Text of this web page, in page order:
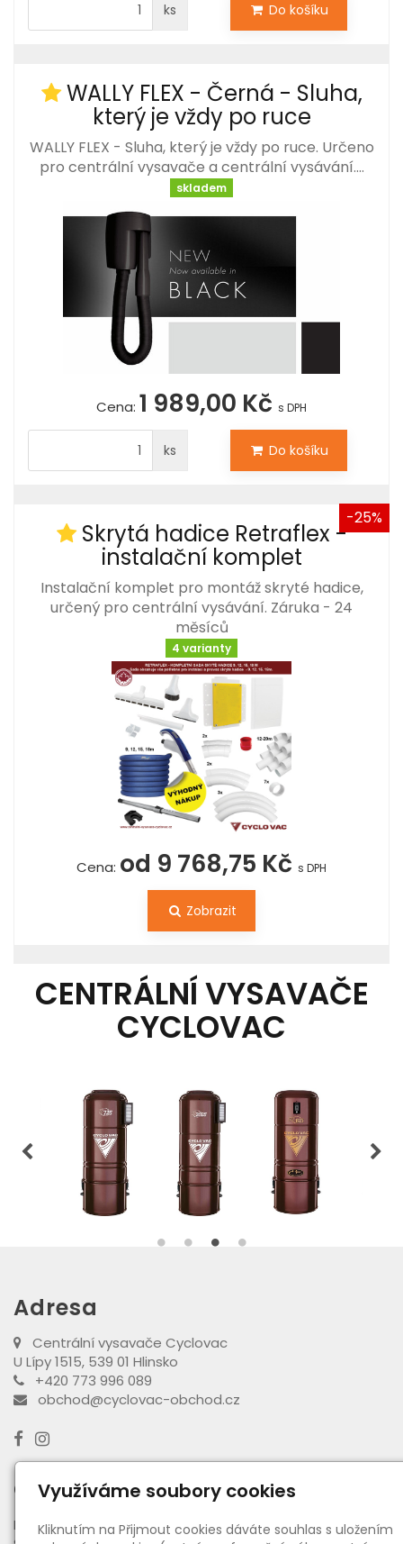
ks Do košíku
WALLY FLEX - Černá - Sluha,
který je vždy po ruce
WALLY FLEX - Sluha, který je vždy po ruce. Určeno
pro centrální vysavače a centrální vysávání.…
skladem
Cena: 1 989,00 Kč s DPH
ks Do košíku
-25%
Skrytá hadice Retraflex -
instalační komplet
Instalační komplet pro montáž skryté hadice,
určený pro centrální vysávání. Záruka - 24
měsíců
4 varianty
Cena: od 9 768,75 Kč s DPH
Zobrazit
CENTRÁLNÍ VYSAVAČE
CYCLOVAC
Adresa
Centrální vysavače Cyclovac
U Lípy 1515, 539 01 Hlinsko
+420 773 996 089
obchod@cyclovac-obchod.cz
Otevírací doba výdejny
PO - PÁ:08:00 - 16:30
Využíváme soubory cookies
Kliknutím na Přijmout cookies dáváte souhlas s uložením